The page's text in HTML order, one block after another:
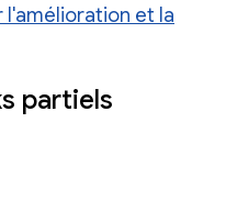
l'amélioration et la
partiels